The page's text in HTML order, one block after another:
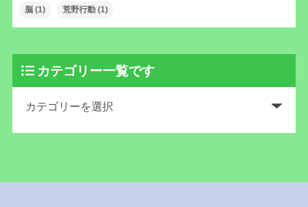
脳(1) 荒野行動(1)
カテゴリー一覧です